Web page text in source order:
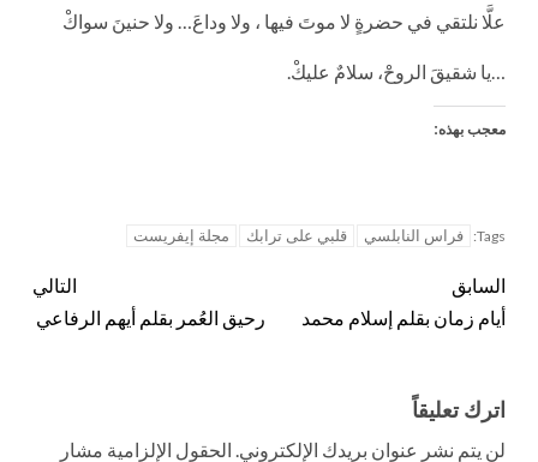
علَّا نلتقي في حضرةٍ لا موتَ فيها ، ولا وداعَ… ولا حنينَ سواكْ
…يا شقيقَ الروحْ، سلامٌ عليكْ.
معجب بهذه:
Tags: فراس النابلسي قلبي على ترابك مجلة إيفريست
السابق
أيام زمان بقلم إسلام محمد
التالي
رحيق العُمر بقلم أيهم الرفاعي
اترك تعليقاً
لن يتم نشر عنوان بريدك الإلكتروني. الحقول الإلزامية مشار